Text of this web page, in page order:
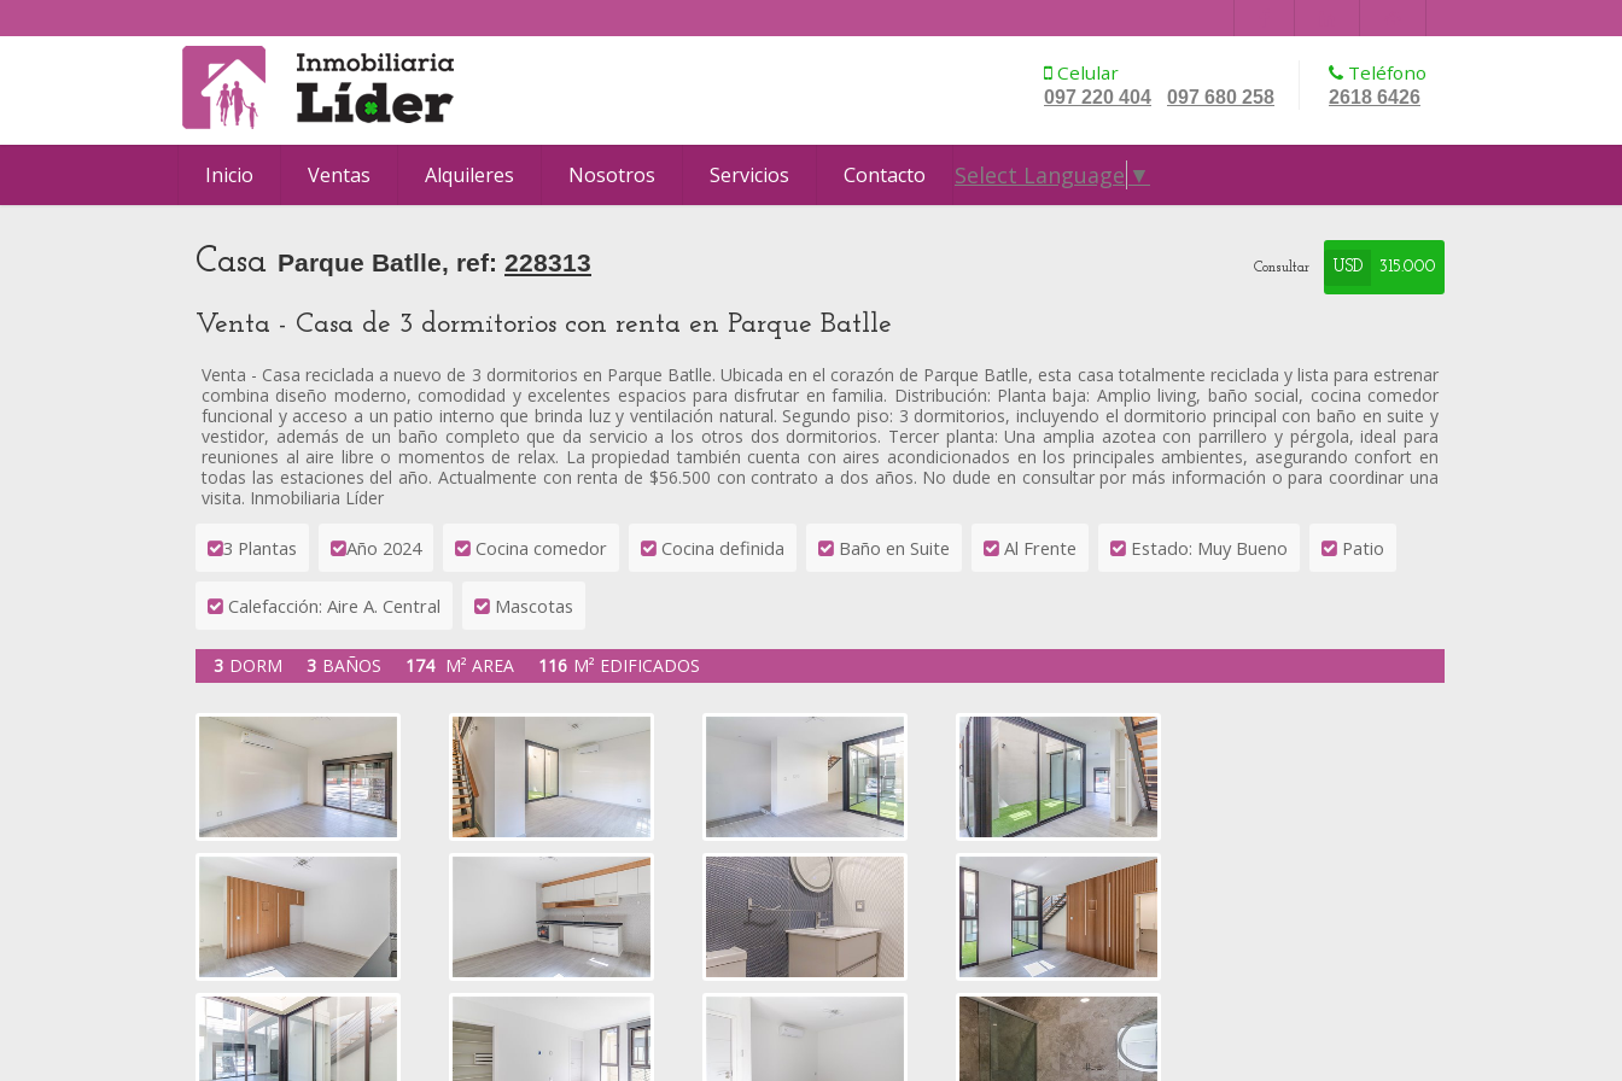
Celular
097 220 404 097 680 258
Teléfono
2618 6426
Inicio Ventas Alquileres Nosotros Servicios Contacto Select Language ▼
Casa Parque Batlle, ref: 228313 Consultar USD 315.000
Venta - Casa de 3 dormitorios con renta en Parque Batlle
Venta - Casa reciclada a nuevo de 3 dormitorios en Parque Batlle. Ubicada en el corazón de Parque Batlle, esta casa totalmente reciclada y lista para estrenar
combina diseño moderno, comodidad y excelentes espacios para disfrutar en familia. Distribución: Planta baja: Amplio living, baño social, cocina comedor
funcional y acceso a un patio interno que brinda luz y ventilación natural. Segundo piso: 3 dormitorios, incluyendo el dormitorio principal con baño en suite y
vestidor, además de un baño completo que da servicio a los otros dos dormitorios. Tercer planta: Una amplia azotea con parrillero y pérgola, ideal para
reuniones al aire libre o momentos de relax. La propiedad también cuenta con aires acondicionados en los principales ambientes, asegurando confort en
todas las estaciones del año. Actualmente con renta de $56.500 con contrato a dos años. No dude en consultar por más información o para coordinar una
visita. Inmobiliaria Líder
3 Plantas Año 2024 Cocina comedor Cocina definida Baño en Suite Al Frente Estado: Muy Bueno Patio
Calefacción: Aire A. Central Mascotas
3 DORM 3 BAÑOS 174 M² AREA 116 M² EDIFICADOS